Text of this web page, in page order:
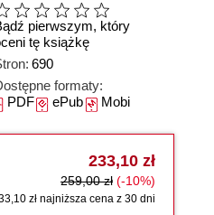
pierwszym, który
tę książkę
690
formaty:
ePubMobi
233,10 zł
259,00 zł (-10%)
zł najniższa cena z 30 dni